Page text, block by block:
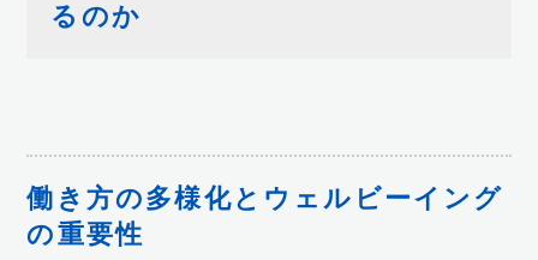
るのか
働き方の多様化とウェルビーイング
の重要性